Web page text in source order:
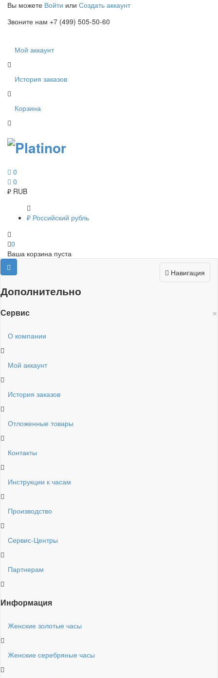
Вы можете Войти или Создать аккаунт
Звоните нам +7 (499) 505-50-60
Мой аккаунт
История заказов
Корзина
0
0
₽ RUB
₽ Российский рубль
0
Ваша корзина пуста
Навигация
Дополнительно
×
Сервис
О компании
Мой аккаунт
История заказов
Отложенные товары
Контакты
Инструкции к часам
Производство
Сервис-Центры
Партнерам
Информация
Женские золотые часы
Женские серебряные часы